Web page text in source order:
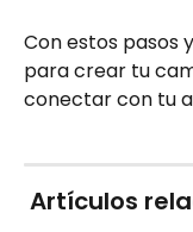
Con estos pasos
para crear tu
conectar con tu
Artículos